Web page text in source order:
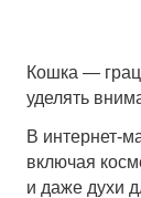
Кошка —
уделять
В интернет-
включая
и даже духи